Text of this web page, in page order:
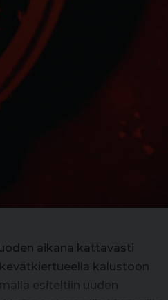
aikana kattavasti
kalustoon
esiteltiin uuden